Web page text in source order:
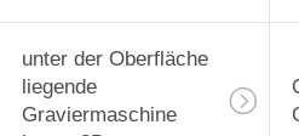
unter der Oberfläche
liegende
Graviermaschine